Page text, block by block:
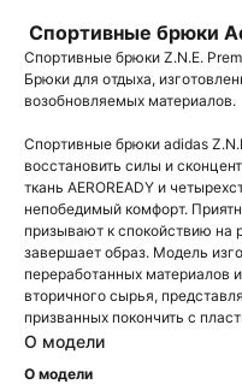
Спортивные брюки
Спортивные брюки Z.N.E.
Брюки для отдыха,
возобновляемых материалов.
Спортивные брюки adidas
восстановить силы и
ткань AEROREADY и
непобедимый комфорт.
призывают к спокойствию на
завершает образ. Модель
переработанных материалов
вторичного сырья,
призванных покончить с
О модели
О модели